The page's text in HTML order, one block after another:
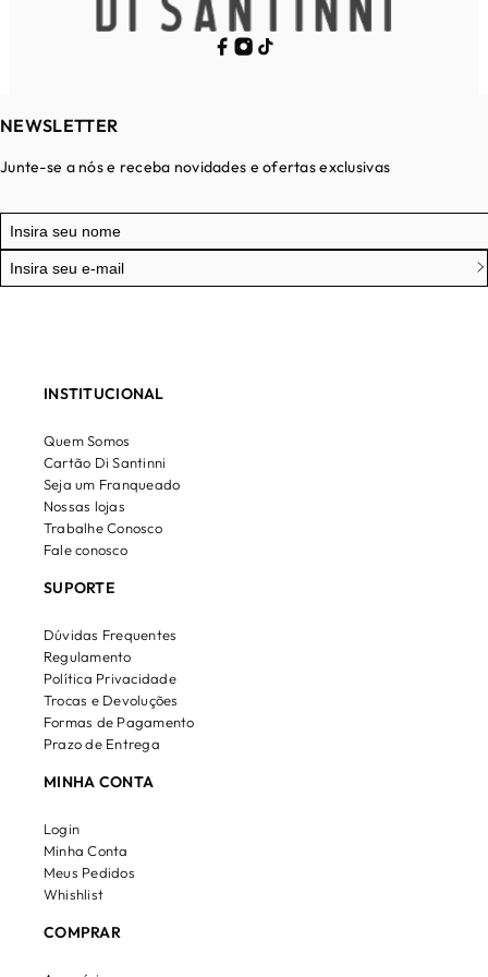
NEWSLETTER
Junte-se a nós e receba novidades e ofertas exclusivas
INSTITUCIONAL
Quem Somos
Cartão Di Santinni
Seja um Franqueado
Nossas lojas
Trabalhe Conosco
Fale conosco
SUPORTE
Dúvidas Frequentes
Regulamento
Política Privacidade
Trocas e Devoluções
Formas de Pagamento
Prazo de Entrega
MINHA CONTA
Login
Minha Conta
Meus Pedidos
Whishlist
COMPRAR